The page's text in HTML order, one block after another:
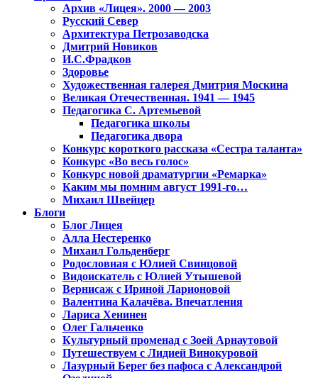
Архив «Лицея». 2000 — 2003
Русский Север
Архитектура Петрозаводска
Дмитрий Новиков
И.С.Фрадков
Здоровье
Художественная галерея Дмитрия Москина
Великая Отечественная. 1941 — 1945
Педагогика С. Артемьевой
Педагогика школы
Педагогика двора
Конкурс короткого рассказа «Сестра таланта»
Конкурс «Во весь голос»
Конкурс новой драматургии «Ремарка»
Каким мы помним август 1991-го…
Михаил Швейцер
Блоги
Блог Лицея
Алла Нестеренко
Михаил Гольденберг
Родословная с Юлией Свинцовой
Видоискатель с Юлией Утышевой
Вернисаж с Ириной Ларионовой
Валентина Калачёва. Впечатления
Лариса Хенинен
Олег Гальченко
Культурный променад с Зоей Арнаутовой
Путешествуем с Лидией Винокуровой
Лазурный Берег без пафоса с Александрой